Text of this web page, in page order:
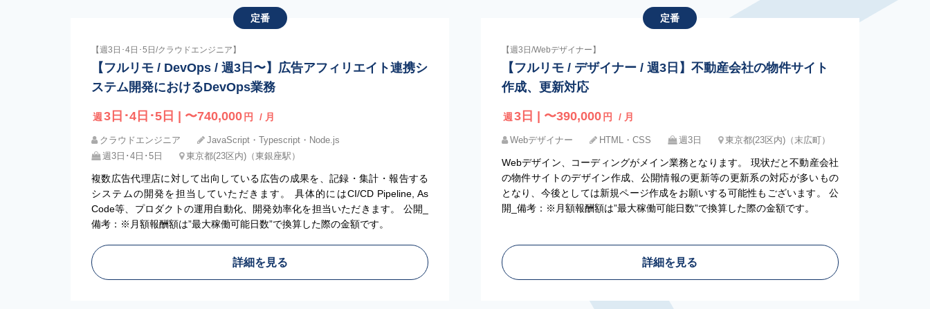
定番
【週3日･4日･5日/クラウドエンジニア】
【フルリモ / DevOps / 週3日〜】広告アフィリエイト連携シ
ステム開発におけるDevOps業務
週 3日･4日･5日 | 〜740,000 円 / 月
クラウドエンジニア
JavaScript・Typescript・Node.js
週3日･4日･5日
東京都(23区内)（東銀座駅）
複数広告代理店に対して出向している広告の成果を、記録・集計・報告する
システムの開発を担当していただきます。 具体的にはCI/CD Pipeline, As
Code等、プロダクトの運用自動化、開発効率化を担当いただきます。 公開_
備考：※月額報酬額は”最大稼働可能日数”で換算した際の金額です。
詳細を見る
定番
【週3日/Webデザイナー】
【フルリモ / デザイナー / 週3日】不動産会社の物件サイト
作成、更新対応
週 3日 | 〜390,000 円 / 月
Webデザイナー HTML・CSS 週3日 東京都(23区内)（末広町）
Webデザイン、コーディングがメイン業務となります。 現状だと不動産会社
の物件サイトのデザイン作成、公開情報の更新等の更新系の対応が多いもの
となり、今後としては新規ページ作成をお願いする可能性もございます。 公
開_備考：※月額報酬額は”最大稼働可能日数”で換算した際の金額です。
詳細を見る